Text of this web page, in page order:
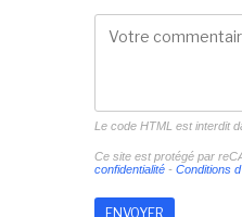
Le code HTML est interdit
Ce site est protégé par
confidentialité- Conditions